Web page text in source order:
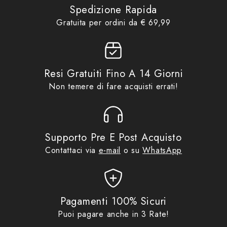
predisposta per il paraschiena SEESOFT approvato
CE-livello 2 - Tipo RV
Visibilité logo riflettente laminati | riflettori laminati
Impermeabilité e traspirabilité hydratex®|Z-liner
CARATTERISTICHE ERGONOMIA
Vestibilité Calzata racing | taglio normale
Adattabilitá linguetta UTA| | flexisnap | fasce di
regolazione ad altezza variabile | fasce di
regolazione | linguetta di regolazione | cordicella di
Product collections
in Tessuto Uomo
Moto
,Giubbini Moto Uomo
Idee regalo da € 70,00
Gift Card
Abbigliamento
Spedizione Rapida
Gratuita per ordini da € 69,99
Resi Gratuiti Fino A 14 Giorni
Non temere di fare acquisti errati!
Supporto Pre E Post Acquisto
Contattaci via e-mail o suWhatsApp
Pagamenti 100% Sicuri
Puoi pagare anche in 3 Rate!